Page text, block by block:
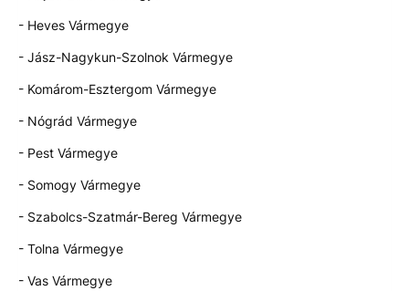
- Heves Vármegye
- Jász-Nagykun-Szolnok Vármegye
- Komárom-Esztergom Vármegye
- Nógrád Vármegye
- Pest Vármegye
- Somogy Vármegye
- Szabolcs-Szatmár-Bereg Vármegye
- Tolna Vármegye
- Vas Vármegye